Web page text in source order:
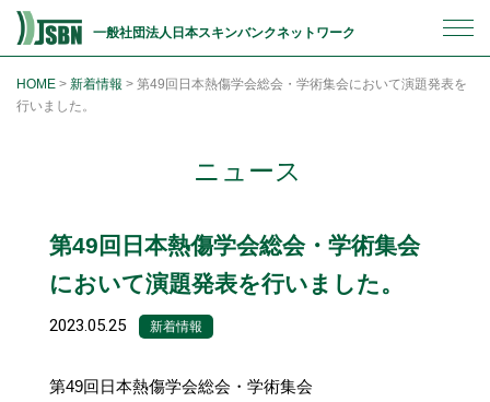
一般社団法人日本スキンバンクネットワーク
HOME > 新着情報 > 第49回日本熱傷学会総会・学術集会において演題発表を
行いました。
ニュース
第49回日本熱傷学会総会・学術集会
において演題発表を行いました。
2023.05.25 新着情報
第49回日本熱傷学会総会・学術集会